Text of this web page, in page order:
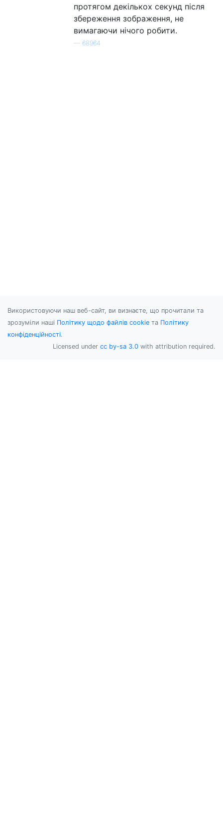
протягом декількох секунд після
збереження зображення, не
вимагаючи нічого робити.
— 68964
Використовуючи наш веб-сайт, ви визнаєте, що прочитали та
зрозуміли наші Політику щодо файлів cookie та Політику
конфіденційності.
Licensed under cc by-sa 3.0 with attribution required.